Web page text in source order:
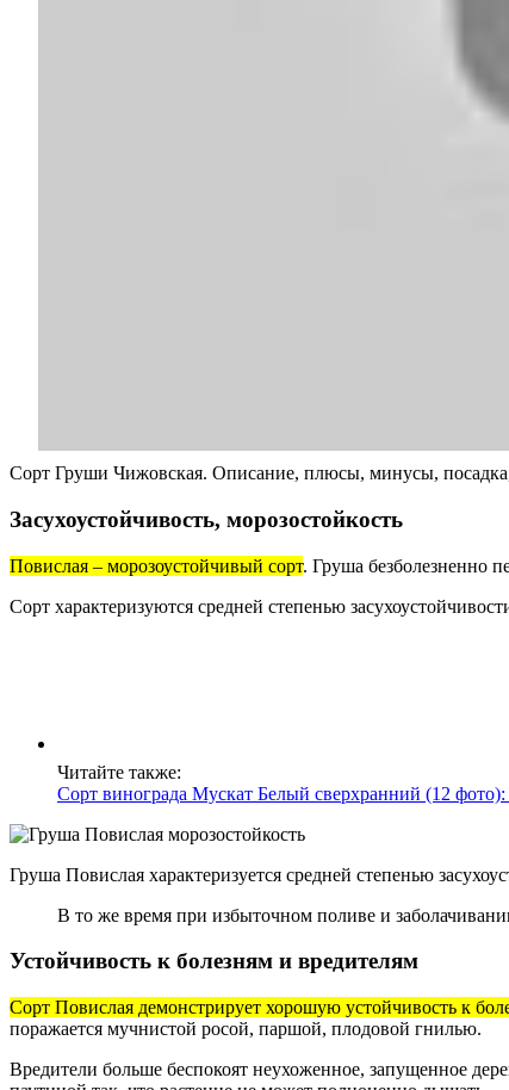
Сорт Груши Чижовская. Описание, плюсы, минусы,
Засухоустойчивость, морозостойкость
Повислая – морозоустойчивый сорт. Груша безболезненно
Сорт характеризуются средней степенью
Читайте также:
Сорт винограда Мускат Белый сверхранний (12
Груша Повислая характеризуется средней степенью
В то же время при избыточном поливе и
Устойчивость к болезням и вредителям
Сорт Повислая демонстрирует хорошую устойчивость к
поражается мучнистой росой, паршой, плодовой гнилью.
Вредители больше беспокоят неухоженное, запущенное